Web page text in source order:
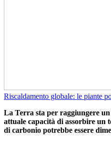
Riscaldamento globale: le piante
La Terra sta per raggiungere
attuale capacità di assorbire un
di carbonio potrebbe essere